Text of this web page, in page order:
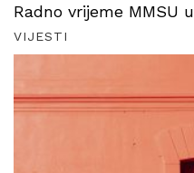
Radno vrijeme MMSU
VIJESTI